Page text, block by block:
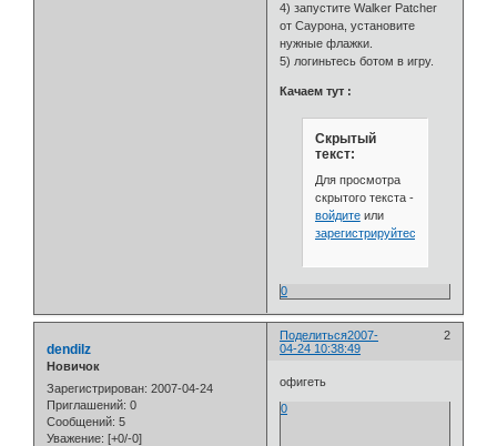
4) запустите Walker Patcher
от Саурона, установите
нужные флажки.
5) логиньтесь ботом в игру.
Качаем тут :
Скрытый
текст:
Для просмотра
скрытого текста -
войдитеили
зарегистрируйтесь
0
Поделиться 2
2007-
04-24 10:38:49
dendilz
Новичок
Зарегистрирован: 2007-04-24
Приглашений: 0
Сообщений: 5
Уважение: [+0/-0]
офигеть
0